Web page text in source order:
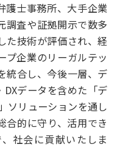
護士事務所、大手企業
調査や証拠開示で数多
た技術が評価され、経
プ企業のリーガルテッ
統合し、今後一層、デ
データを含めた「デ
ソリューションを通し
合的に守り、活用でき
社会に貢献いたしま